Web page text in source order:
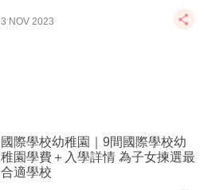
3 NOV 2023
國際學校幼稚園｜9間國際學校幼
稚園學費＋入學詳情 為子女揀選最
合適學校